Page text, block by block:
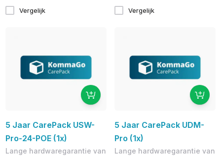
Vergelijk Vergelijk
5 Jaar CarePack USW-
Pro-24-POE (1x)
Lange hardwaregarantie van
5 Jaar CarePack UDM-
Pro (1x)
Lange hardwaregarantie van